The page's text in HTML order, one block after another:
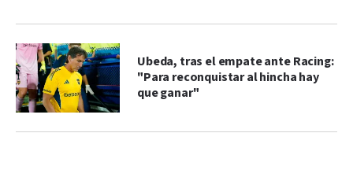
Ubeda, tras el empate ante Racing:
"Para reconquistar al hincha hay
que ganar"